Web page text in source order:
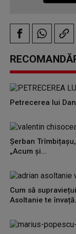
Petrecerea lui
Șerban
„Acum și...
Cum să
Asoltanie te